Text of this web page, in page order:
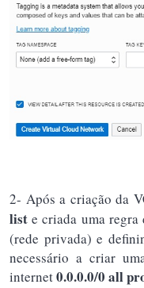
2- Após a criação da
list e criada uma
(rede privada) e
necessário a criar
internet0.0.0.0/0 all